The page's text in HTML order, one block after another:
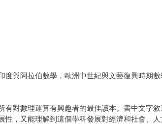
與阿拉伯數學，歐洲中世紀與文藝復興時期
對數理運算有興趣者的最佳讀本。書中文字
，又能理解到這個學科發展對經濟和社會、